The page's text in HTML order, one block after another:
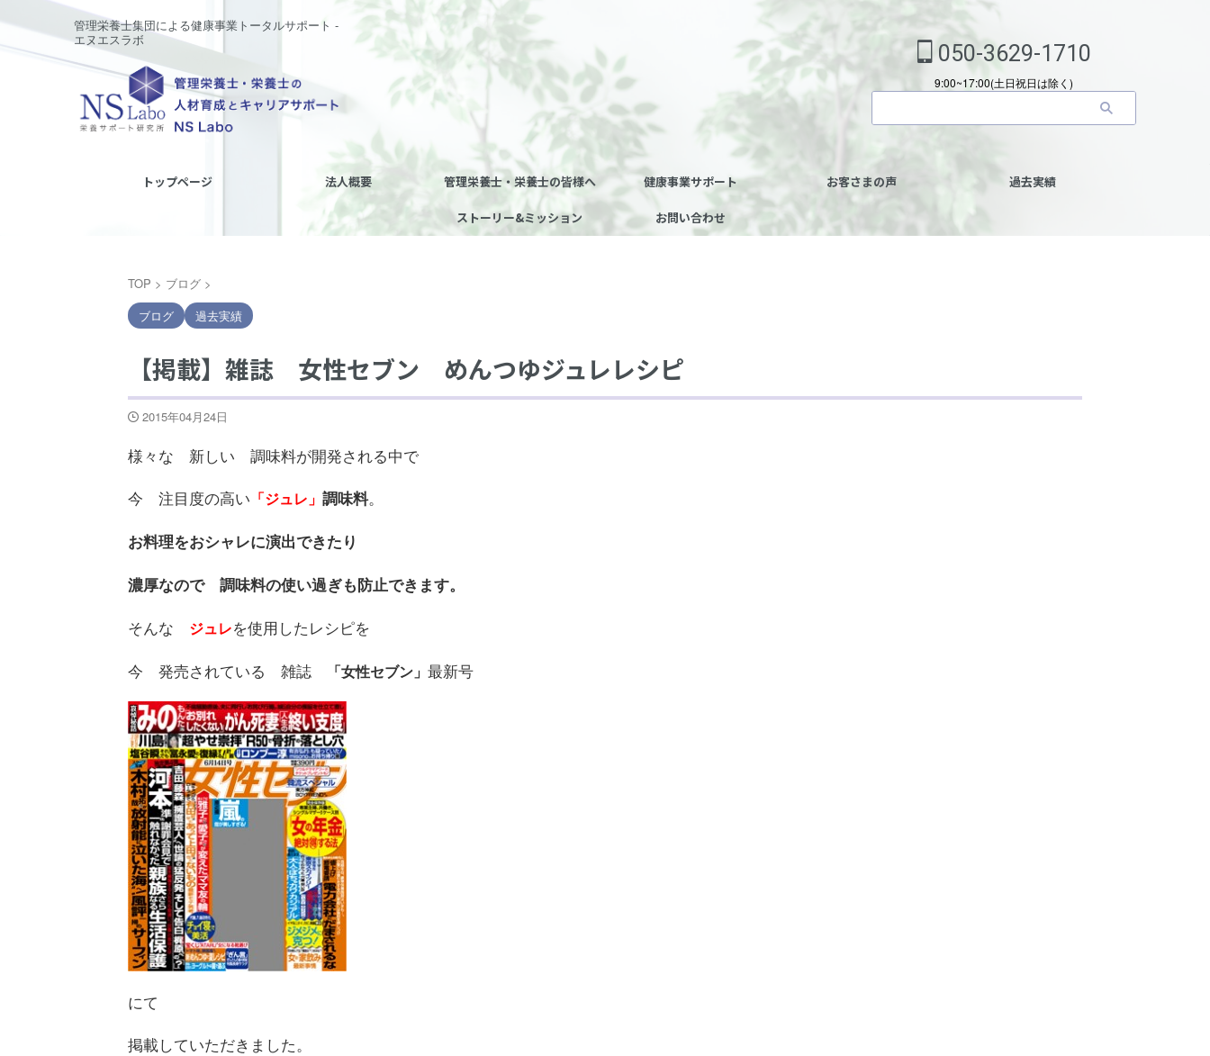
管理栄養士集団による健康事業トータルサポート -
エヌエスラボ
050-3629-1710
9:00~17:00(土日祝日は除く)
トップページ 法人概要 管理栄養士・栄養士の皆様へ 健康事業サポート お客さまの声 過去実績
ストーリー&ミッション お問い合わせ
TOP > ブログ >
ブログ
過去実績
【掲載】雑誌 女性セブン めんつゆジュレレシピ
2015年04月24日
様々な 新しい 調味料が開発される中で
今 注目度の高い 「ジュレ」 調味料。
お料理をおシャレに演出できたり
濃厚なので 調味料の使い過ぎも防止できます。
そんな ジュレを使用したレシピを
今 発売されている 雑誌
「女性セブン」 最新号
にて
掲載していただきました。